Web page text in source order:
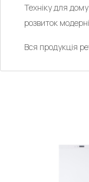
Техніку для
розвиток
Вся продукція